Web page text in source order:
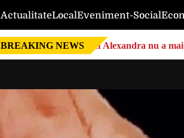
ActualitateLocalEveniment-Social
BREAKING NEWS Nici Alexandra nu a